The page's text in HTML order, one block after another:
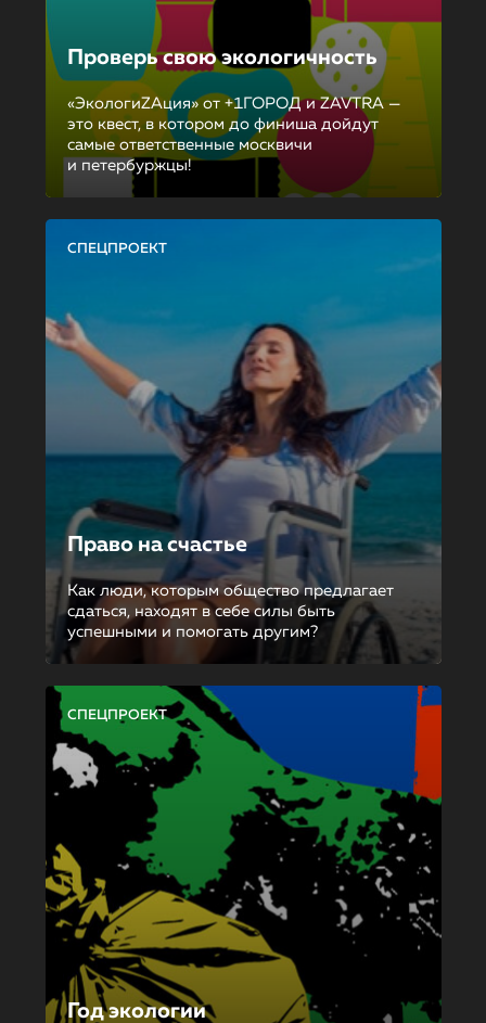
Проверь свою экологичность
«ЭкологиZAция» от +1ГОРОД и ZAVTRA —
это квест, в котором до финиша дойдут
самые ответственные москвичи
и петербуржцы!
СПЕЦПРОЕКТ
Право на счастье
Как люди, которым общество предлагает
сдаться, находят в себе силы быть
успешными и помогать другим?
СПЕЦПРОЕКТ
Год экологии